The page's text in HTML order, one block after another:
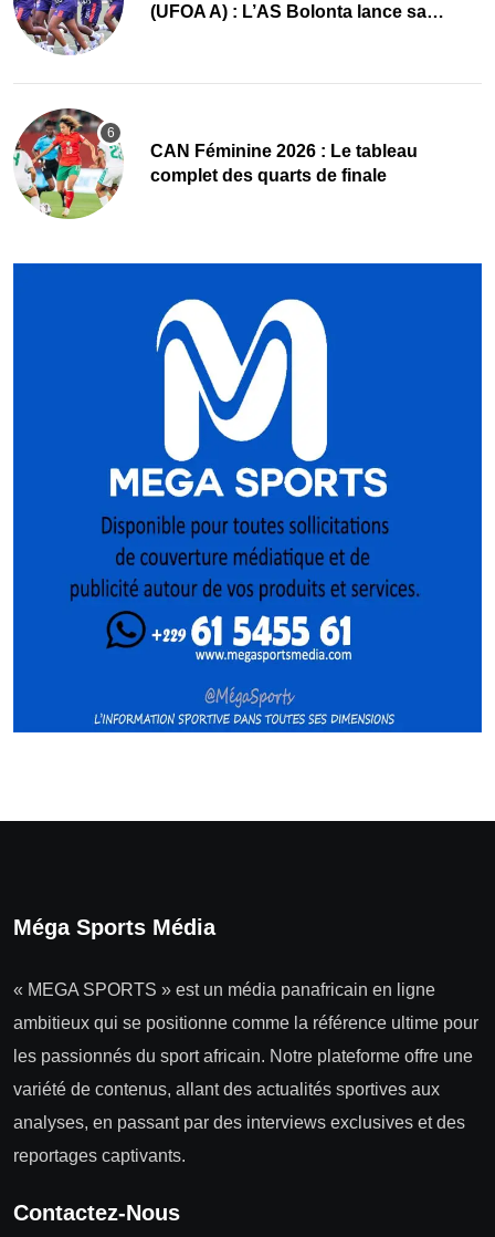
(UFOA A) : L’AS Bolonta lance sa
CAN Féminine 2026 : Le tableau
complet des quarts de finale
Méga Sports Média
« MEGA SPORTS » est un média panafricain en ligne
ambitieux qui se positionne comme la référence ultime pour
les passionnés du sport africain. Notre plateforme offre une
variété de contenus, allant des actualités sportives aux
analyses, en passant par des interviews exclusives et des
reportages captivants.
Contactez-Nous